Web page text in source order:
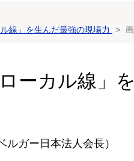
線」を生んだ最強の現場力
ーカル線」
ガー日本法人会長）